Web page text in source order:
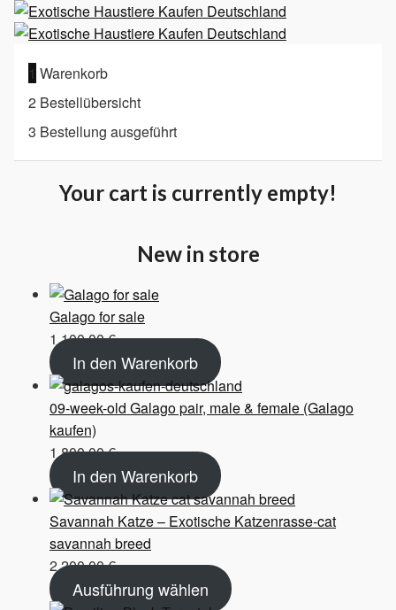
1 Warenkorb
2 Bestellübersicht
3 Bestellung ausgeführt
Your cart is currently empty!
New in store
Galago for sale
1.100,00€
In den Warenkorb
09-week-old Galago pair, male & female (Galago
kaufen)
1.800,00€
In den Warenkorb
Savannah Katze – Exotische Katzenrasse-cat
savannah breed
2.200,00€
Ausführung wählen